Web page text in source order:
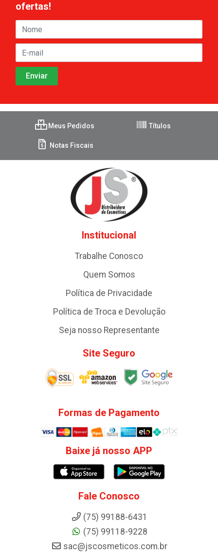
ofertas!
Meus Pedidos Títulos
Notas Fiscais
Institucional
Trabalhe Conosco
Quem Somos
Política de Privacidade
Política de Troca e Devolução
Seja nosso Representante
Site Seguro
Formas de Pagamento
Baixe já nosso APP
Fale Conosco
(75) 99188-6431
(75) 99118-9228
sac@jscosmeticos.com.br